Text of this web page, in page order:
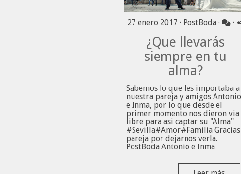
27 enero 2017 · PostBoda · ·
¿Que llevarás
siempre en tu
alma?
Sabemos lo que les importaba a
nuestra pareja y amigos Antonio
e Inma, por lo que desde el
primer momento nos dieron via
libre para asi captar su "Alma"
#Sevilla#Amor#Familia Gracias
pareja por dejarnos verla.
PostBoda Antonio e Inma